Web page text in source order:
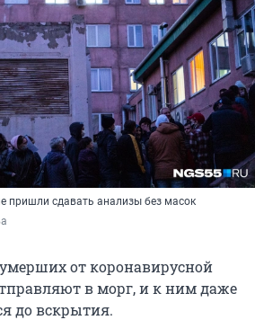
пришли сдавать анализы без масок
от коронавирусной
в морг, и к ним даже
до вскрытия.